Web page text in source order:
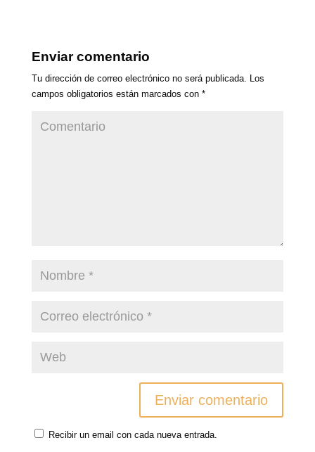
Enviar comentario
Tu dirección de correo electrónico no será publicada. Los
campos obligatorios están marcados con *
Recibir un email con cada nueva entrada.